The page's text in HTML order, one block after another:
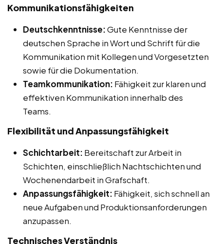
Kommunikationsfähigkeiten
Deutschkenntnisse:Gute Kenntnisse der
deutschen Sprache in Wort und Schrift für die
Kommunikation mit Kollegen und Vorgesetzten
sowie für die Dokumentation.
Teamkommunikation: Fähigkeit zur klaren und
effektiven Kommunikation innerhalb des
Teams.
Flexibilität und Anpassungsfähigkeit
Schichtarbeit: Bereitschaft zur Arbeit in
Schichten, einschließlich Nachtschichten und
Wochenendarbeit in Grafschaft.
Anpassungsfähigkeit: Fähigkeit, sich schnell an
neue Aufgaben und Produktionsanforderungen
anzupassen.
Technisches Verständnis